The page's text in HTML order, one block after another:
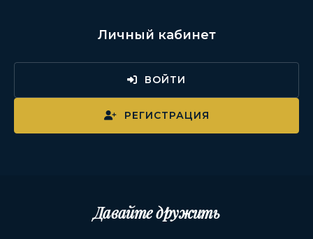
Личный кабинет
ВОЙТИ
РЕГИСТРАЦИЯ
Давайте дружить